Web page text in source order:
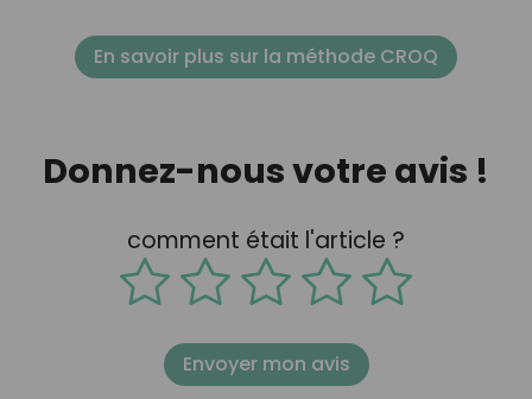
En savoir plus sur la méthode CROQ
Donnez-nous votre avis !
comment était l'article ?
Envoyer mon avis